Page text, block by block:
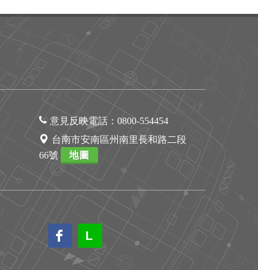
意見反映電話： 0800-554454
台南市安南區州南里長和路二段
66號
地圖
L
L